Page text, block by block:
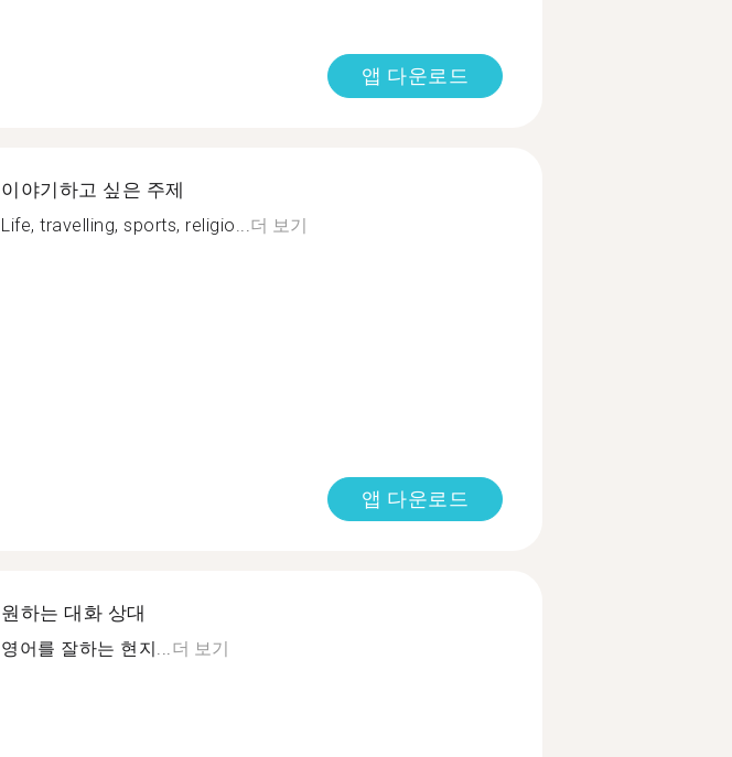
앱 다운로드
이야기하고 싶은 주제
Life, travelling, sports, religio...더 보기
앱 다운로드
원하는 대화 상대
영어를 잘하는 현지...더 보기